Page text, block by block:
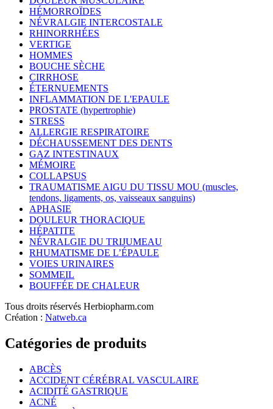
HÉMORROÏDES
NÉVRALGIE INTERCOSTALE
RHINORRHÉES
VERTIGE
HOMMES
BOUCHE SÈCHE
CIRRHOSE
ÉTERNUEMENTS
INFLAMMATION DE L'EPAULE
PROSTATE (hypertrophie)
STRESS
ALLERGIE RESPIRATOIRE
DÉCHAUSSEMENT DES DENTS
GAZ INTESTINAUX
MÉMOIRE
COLLAPSUS
TRAUMATISME AIGU DU TISSU MOU (muscles,
tendons, ligaments, os, vaisseaux sanguins)
APHASIE
DOULEUR THORACIQUE
HÉPATITE
NÉVRALGIE DU TRIJUMEAU
RHUMATISME DE L’ÉPAULE
VOIES URINAIRES
SOMMEIL
BOUFFÉE DE CHALEUR
Tous droits réservés Herbiopharm.com
Création : Natweb.ca
Catégories de produits
ABCÈS
ACCIDENT CÉRÉBRAL VASCULAIRE
ACIDITÉ GASTRIQUE
ACNÉ